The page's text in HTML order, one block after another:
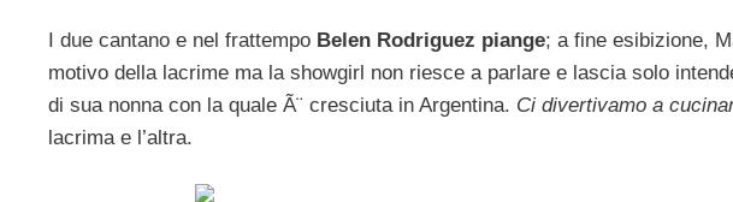
I due cantano e nel frattempo Belen Rodriguez piange; a fine esibizione,
motivo della lacrime ma la showgirl non riesce a parlare e lascia solo
di sua nonna con la quale Ã¨ cresciuta in Argentina. Ci divertivamo a
lacrima e l’altra.